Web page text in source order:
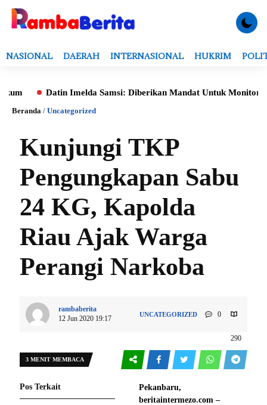
NASIONAL DAERAH INTERNASIONAL HUKRIM
Datin Imelda Samsi: Diberikan Mandat Untuk Monitoring
Beranda / Uncategorized
Kunjungi TKP
Pengungkapan Sabu
24 KG, Kapolda
Riau Ajak Warga
Perangi Narkoba
rambaberita
12 Jun 2020 19:17
UNCATEGORIZED 0
290
3 MENIT MEMBACA
Pekanbaru,
beritaintermezo.com –
Pos Terkait